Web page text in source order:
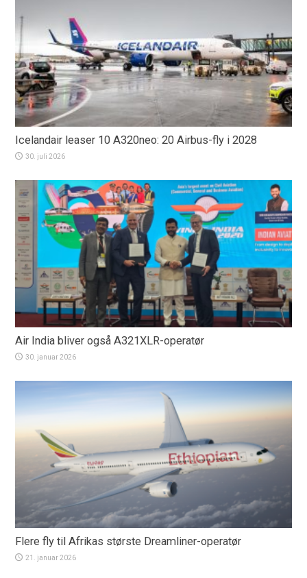
Icelandair leaser 10 A320neo: 20 Airbus-fly i 2028
30. juli 2026
Air India bliver også A321XLR-operatør
30. januar 2026
Flere fly til Afrikas største Dreamliner-operatør
21. januar 2026